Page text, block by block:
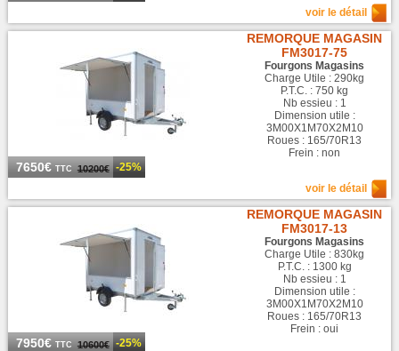
voir le détail
7650€TTC 10200€ -25%
REMORQUE MAGASIN
FM3017-75
Fourgons Magasins
Charge Utile : 290kg
P.T.C. : 750 kg
Nb essieu : 1
Dimension utile :
3M00X1M70X2M10
Roues : 165/70R13
Frein : non
voir le détail
7950€TTC 10600€ -25%
REMORQUE MAGASIN
FM3017-13
Fourgons Magasins
Charge Utile : 830kg
P.T.C. : 1300 kg
Nb essieu : 1
Dimension utile :
3M00X1M70X2M10
Roues : 165/70R13
Frein : oui